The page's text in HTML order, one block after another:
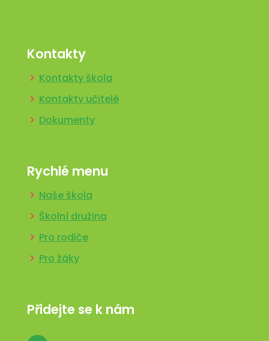
Kontakty
Kontakty škola
Kontakty učitelé
Dokumenty
Rychlé menu
Naše škola
Školní družina
Pro rodiče
Pro žáky
Přidejte se k nám